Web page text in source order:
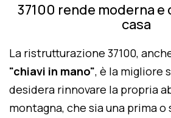
37100 rende moderna e
casa
La ristrutturazione 37100,
"chiavi in mano", è la migliore
desidera rinnovare la propria
montagna, che sia una prima o